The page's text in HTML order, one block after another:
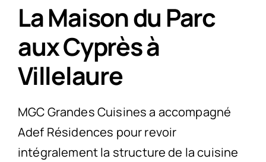
La Maison du Parc
aux Cyprès à
Villelaure
MGC Grandes Cuisines a accompagné
Adef Résidences pour revoir
intégralement la structure de la cuisine